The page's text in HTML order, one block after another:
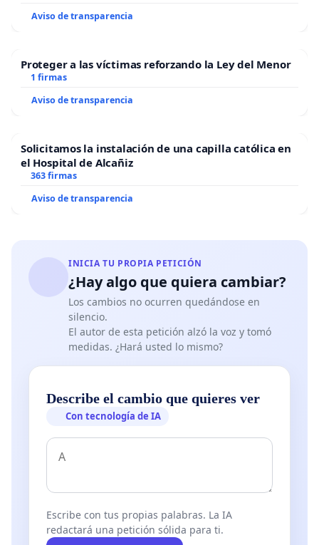
Aviso de transparencia
Proteger a las víctimas reforzando la Ley del Menor
1 firmas
Aviso de transparencia
Solicitamos la instalación de una capilla católica en
el Hospital de Alcañiz
363 firmas
Aviso de transparencia
INICIA TU PROPIA PETICIÓN
¿Hay algo que quiera cambiar?
Los cambios no ocurren quedándose en
silencio.
El autor de esta petición alzó la voz y tomó
medidas. ¿Hará usted lo mismo?
Describe el cambio que quieres ver
Con tecnología de IA
Escribe con tus propias palabras. La IA
redactará una petición sólida para ti.